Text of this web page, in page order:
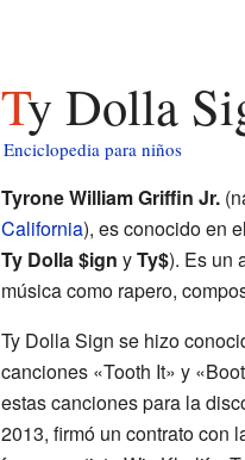
Ty Dolla
Enciclopedia para niños
Tyrone William Griffin Jr.
California), es conocido en
Ty Dolla $ign yTy$). Es un
música como rapero,
Ty Dolla Sign se hizo
canciones «Tooth It» y
estas canciones para la
2013, firmó un contrato con